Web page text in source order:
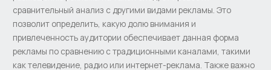
сравнительный анализ с другими видами рекламы. Это
позволит определить, какую долю внимания и
привлеченность аудитории обеспечивает данная форма
рекламы по сравнению с традиционными каналами, такими
как телевидение, радио или интернет-реклама. Также важно